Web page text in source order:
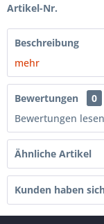
Artikel-Nr.
Beschreibung
mehr
Bewertungen
0
Bewertungen
Ähnliche Artikel
Kunden haben